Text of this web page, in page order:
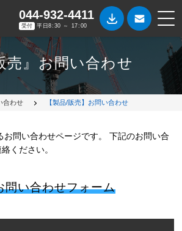
044-932-4411
受付 平日8:30 ～ 17:00
売』お問い合わせ
合わせ 【製品/販売】お問い合わせ
お問い合わせページです。 下記のお問い合
ください。
問い合わせフォーム